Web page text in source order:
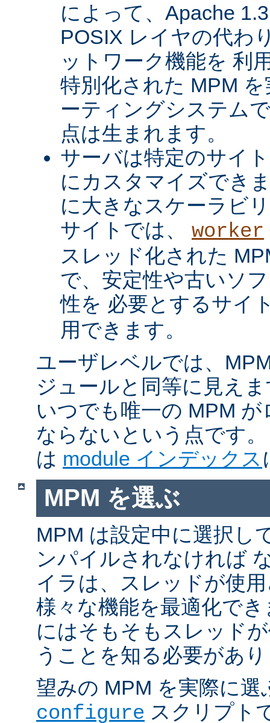
によって、Apache
POSIX レイヤの代わ
ットワーク機能を 利
特別化された MPM
ーティングシステム
点は生まれます。
サーバは特定のサイ
にカスタマイズでき
に大きなスケーラビ
サイトでは、 worker
スレッド化された
で、安定性や古いソ
性を 必要とするサイ
用できます。
ユーザレベルでは、
ジュールと同等に見え
いつでも唯一の MPM
ならないという点です
は module インデックス
MPM を選ぶ
MPM は設定中に選択し
ンパイルされなければ
イラは、スレッドが使
様々な機能を最適化で
にはそもそもスレッド
うことを知る必要があ
望みの MPM を実際に選
configure スクリプト